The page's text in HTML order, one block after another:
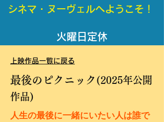
シネマ・ヌーヴェルへようこそ！
​火曜日定休
​上映作品一覧に戻る
最後のピクニック (2025年公開
作品)
人生の最後に一緒にいたい人は誰で